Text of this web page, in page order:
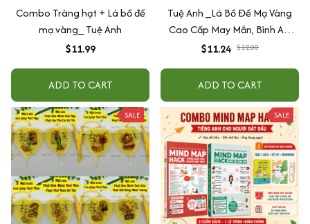
Combo Tràng hạt + Lá bồ đề
mạ vàng_ Tuệ Anh
$11.99
ADD TO CART
Tuệ Anh _Lá Bồ Đề Mạ Vàng
Cao Cấp May Mắn, Bình An,
Chiêu Tài Lộc
$11.24 $12.00
ADD TO CART
SALE SALE